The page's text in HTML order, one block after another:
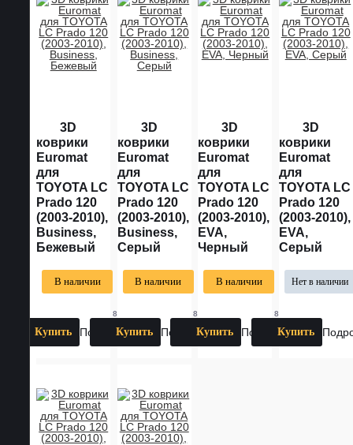
3D
коврики
Euromat
для
TOYOTA LС
Prado 120
(2003-2010),
Business,
Бежевый
В наличии
8
Купить Подробнее
3D
коврики
Euromat
для
TOYOTA LС
Prado 120
(2003-2010),
Business,
Серый
В наличии
8
Купить Подробнее
3D
коврики
Euromat
для
TOYOTA LС
Prado 120
(2003-2010),
EVA,
Черный
В наличии
8
Купить Подробнее
3D
коврики
Euromat
для
TOYOTA LС
Prado 120
(2003-2010),
EVA,
Серый
Нет в наличии
Купить